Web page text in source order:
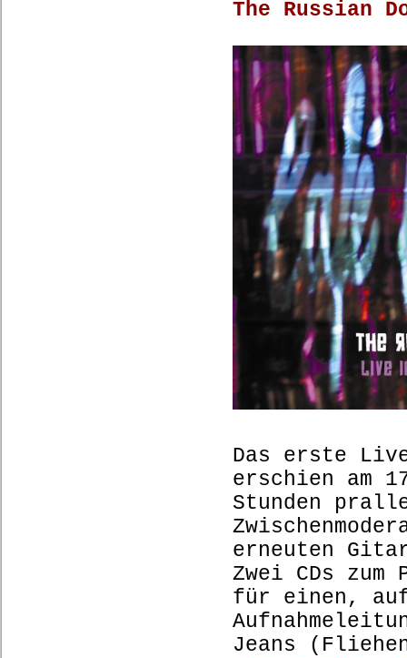
The Russian
Das erste
erschien am
Stunden
erneuten
Zwei CDs
für einen,
Jeans